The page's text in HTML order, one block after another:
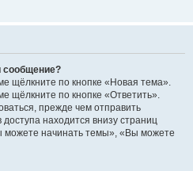
сообщение?
щёлкните по кнопке «Новая тема».
щёлкните по кнопке «Ответить».
прежде чем отправить
находится внизу страниц
начинать темы», «Вы можете